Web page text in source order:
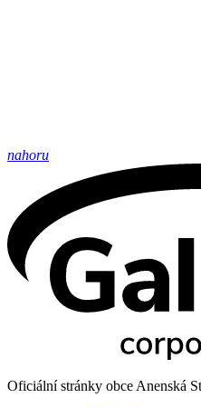
nahoru
Oficiální stránky obce Anenská